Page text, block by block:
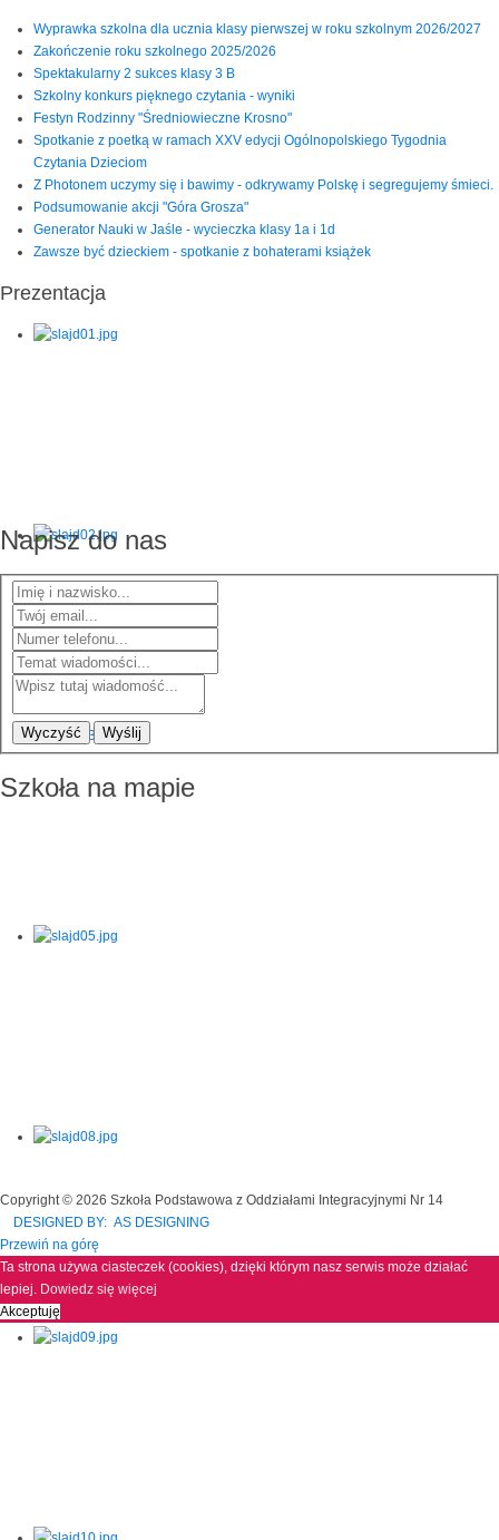
Wyprawka szkolna dla ucznia klasy pierwszej w roku szkolnym 2026/2027
Zakończenie roku szkolnego 2025/2026
Spektakularny 2 sukces klasy 3 B
Szkolny konkurs pięknego czytania - wyniki
Festyn Rodzinny "Średniowieczne Krosno"
Spotkanie z poetką w ramach XXV edycji Ogólnopolskiego Tygodnia
Czytania Dzieciom
Z Photonem uczymy się i bawimy - odkrywamy Polskę i segregujemy śmieci.
Podsumowanie akcji "Góra Grosza"
Generator Nauki w Jaśle - wycieczka klasy 1a i 1d
Zawsze być dzieckiem - spotkanie z bohaterami książek
Prezentacja
Napisz do nas
Wyczyść Wyślij
Szkoła na mapie
Copyright © 2026 Szkoła Podstawowa z Oddziałami Integracyjnymi Nr 14
DESIGNED BY: AS DESIGNING
Przewiń na górę
Ta strona używa ciasteczek (cookies), dzięki którym nasz serwis może działać
lepiej. Dowiedz się więcej
Akceptuję